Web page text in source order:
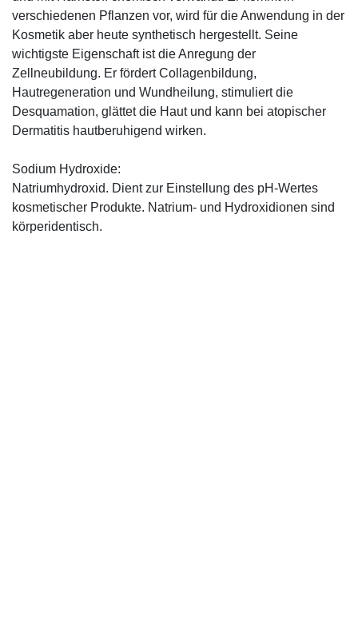
verschiedenen Pflanzen vor, wird für die Anwendung in der
Kosmetik aber heute synthetisch hergestellt. Seine
wichtigste Eigenschaft ist die Anregung der
Zellneubildung. Er fördert Collagenbildung,
Hautregeneration und Wundheilung, stimuliert die
Desquamation, glättet die Haut und kann bei atopischer
Dermatitis hautberuhigend wirken.
Sodium Hydroxide:
Natriumhydroxid. Dient zur Einstellung des pH-Wertes
kosmetischer Produkte. Natrium- und Hydroxidionen sind
körperidentisch.